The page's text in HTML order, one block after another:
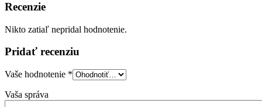
Recenzie
Nikto zatiaľ nepridal hodnotenie.
Pridať recenziu
Vaše hodnotenie *
Vaša správa